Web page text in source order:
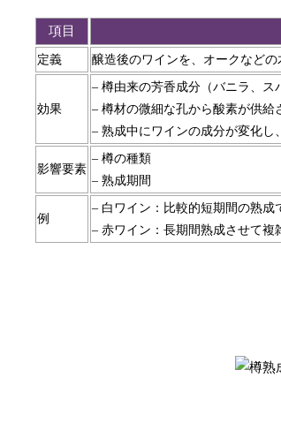
項目
定義 醸造後のワインを、オークなどの
効果
– 樽由来の芳香成分（バニラ、ス
– 樽材の微細な孔から酸素が供給
– 熟成中にワインの成分が変化し
影響要素
– 樽の種類
– 熟成期間
例
– 白ワイン：比較的短期間の熟成
– 赤ワイン：長期間熟成させて複